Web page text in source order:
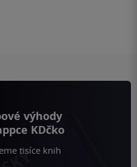
výhody
KDčko
tisíce knih